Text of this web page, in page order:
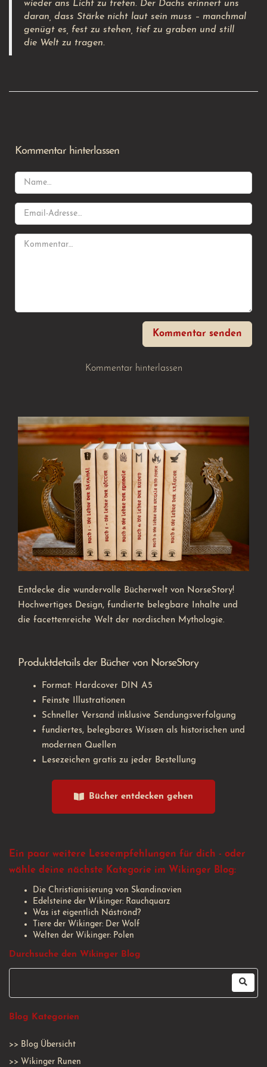
wieder ans Licht zu treten. Der Dachs erinnert uns
daran, dass Stärke nicht laut sein muss – manchmal
genügt es, fest zu stehen, tief zu graben und still
die Welt zu tragen.
Kommentar hinterlassen
Kommentar senden
Kommentar hinterlassen
Entdecke die wundervolle Bücherwelt von NorseStory!
Hochwertiges Design, fundierte belegbare Inhalte und
die facettenreiche Welt der nordischen Mythologie.
Produktdetails der Bücher von NorseStory
Format: Hardcover DIN A5
Feinste Illustrationen
Schneller Versand inklusive Sendungsverfolgung
fundiertes, belegbares Wissen als historischen und
modernen Quellen
Lesezeichen gratis zu jeder Bestellung
Bücher entdecken gehen
Ein paar weitere Leseempfehlungen für dich - oder
wähle deine nächste Kategorie im Wikinger Blog:
Die Christianisierung von Skandinavien
Edelsteine der Wikinger: Rauchquarz
Was ist eigentlich Náströnd?
Tiere der Wikinger: Der Wolf
Welten der Wikinger: Polen
Durchsuche den Wikinger Blog
Blog Kategorien
>> Blog Übersicht
>> Wikinger Runen